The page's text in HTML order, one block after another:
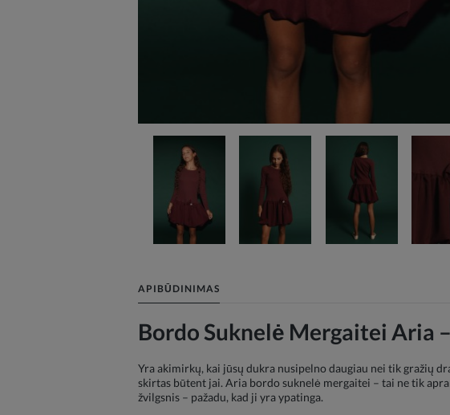
APIBŪDINIMAS
Bordo Suknelė Mergaitei Aria
Yra akimirkų, kai jūsų dukra nusipelno daugiau nei tik gražių
skirtas būtent jai. Aria bordo suknelė mergaitei – tai ne tik
žvilgsnis – pažadu, kad ji yra ypatinga.